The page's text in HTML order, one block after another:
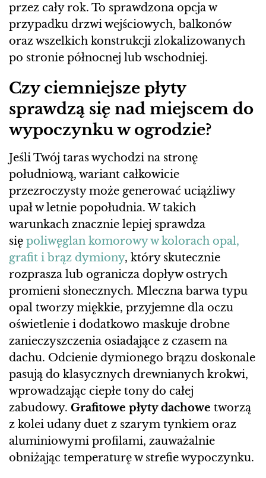
przez cały rok. To sprawdzona opcja w
przypadku drzwi wejściowych, balkonów
oraz wszelkich konstrukcji zlokalizowanych
po stronie północnej lub wschodniej.
Czy ciemniejsze płyty
sprawdzą się nad miejscem do
wypoczynku w ogrodzie?
Jeśli Twój taras wychodzi na stronę
południową, wariant całkowicie
przezroczysty może generować uciążliwy
upał w letnie popołudnia. W takich
warunkach znacznie lepiej sprawdza
się poliwęglan komorowy w kolorach opal,
grafit i brąz dymiony, który skutecznie
rozprasza lub ogranicza dopływ ostrych
promieni słonecznych. Mleczna barwa typu
opal tworzy miękkie, przyjemne dla oczu
oświetlenie i dodatkowo maskuje drobne
zanieczyszczenia osiadające z czasem na
dachu. Odcienie dymionego brązu doskonale
pasują do klasycznych drewnianych krokwi,
wprowadzając ciepłe tony do całej
zabudowy. Grafitowe płyty dachowe tworzą
z kolei udany duet z szarym tynkiem oraz
aluminiowymi profilami, zauważalnie
obniżając temperaturę w strefie wypoczynku.